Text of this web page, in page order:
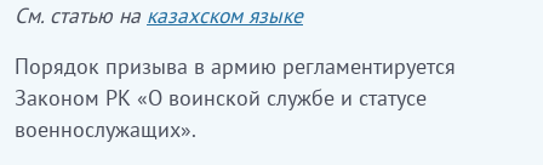
См. статью на казахском языке
Порядок призыва в армию регламентируется
Законом РК «О воинской службе и статусе
военнослужащих».